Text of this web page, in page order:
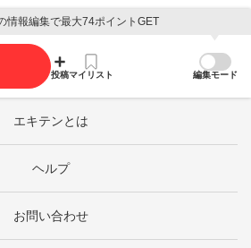
情報編集で最大74ポイントGET
投稿マイリスト 編集モード
エキテンとは
ヘルプ
お問い合わせ